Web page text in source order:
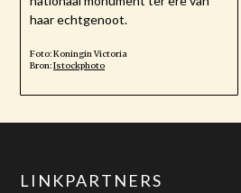
haar echtgenoot.
Foto: Koningin Victoria
Bron:Istockphoto
LINKPARTNERS